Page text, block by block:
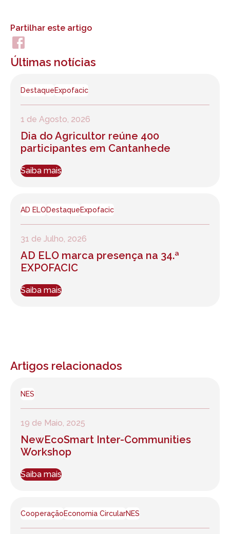
Partilhar este artigo
Últimas notícias
DestaqueExpofacic
1 de Agosto, 2026
Dia do Agricultor reúne 400
participantes em Cantanhede
Saiba mais
AD ELODestaqueExpofacic
31 de Julho, 2026
AD ELO marca presença na 34.ª
EXPOFACIC
Saiba mais
Artigos relacionados
NES
19 de Maio, 2025
NewEcoSmart Inter-Communities
Workshop
Saiba mais
CooperaçãoEconomia CircularNES